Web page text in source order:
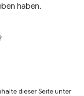
haben.
dieser Seite unter